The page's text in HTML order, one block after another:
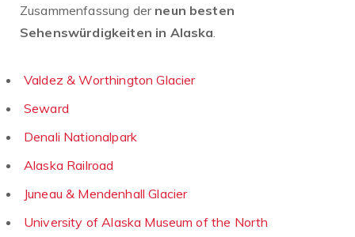
Zusammenfassung der neun besten
Sehenswürdigkeiten in Alaska
Valdez & Worthington Glacier
Seward
Denali Nationalpark
Alaska Railroad
Juneau & Mendenhall Glacier
University of Alaska Museum of the North